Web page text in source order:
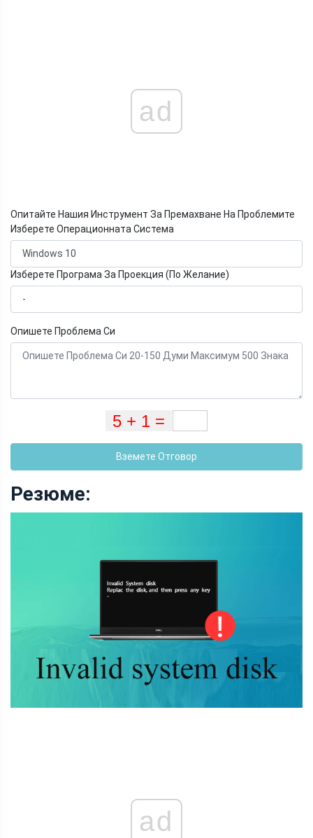
ad
Опитайте Нашия Инструмент За Премахване На Проблемите
Изберете Операционната Система
Изберете Програма За Проекция (По Желание)
Опишете Проблема Си
Вземете Отговор
Резюме:
ad